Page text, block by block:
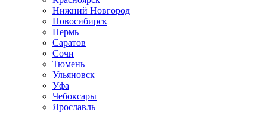
Нижний Новгород
Новосибирск
Пермь
Саратов
Сочи
Тюмень
Ульяновск
Уфа
Чебоксары
Ярославль